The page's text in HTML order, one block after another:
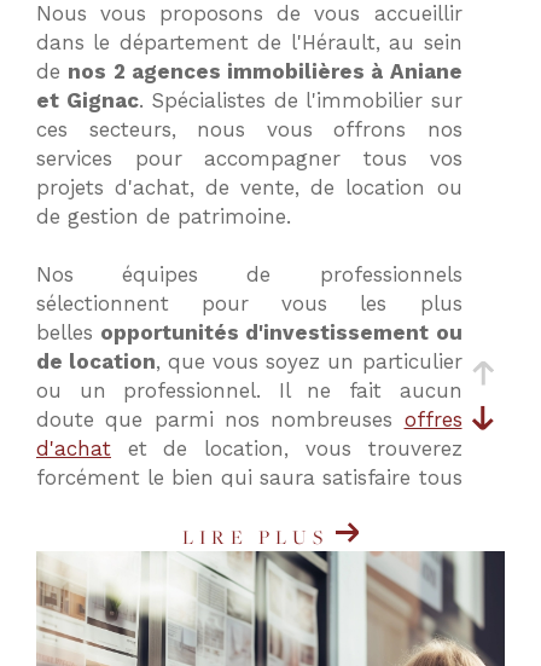
Nous vous proposons de vous accueillir
dans le département de l'Hérault, au sein
de nos 2 agences immobilières à Aniane
et Gignac. Spécialistes de l'immobilier sur
ces secteurs, nous vous offrons nos
services pour accompagner tous vos
projets d'achat, de vente, de location ou
de gestion de patrimoine.
Nos équipes de professionnels
sélectionnent pour vous les plus
belles opportunités d'investissement ou
de location, que vous soyez un particulier
ou un professionnel. Il ne fait aucun
doute que parmi nos nombreuses offres
d'achat et de location, vous trouverez
forcément le bien qui saura satisfaire tous
Nos agences immobilières à Aniane
(34150) et Gignac (34150) vous proposent
unesélection de biens de qualité
et variés
: de la villa avec piscine, à la grande
LIRE PLUS
à
vos
critères